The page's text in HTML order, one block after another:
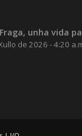
unha vida
de 2026 - 4:20